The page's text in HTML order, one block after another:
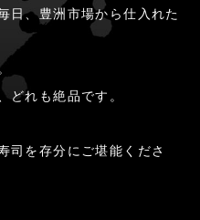
日、豊洲市場から仕入れた
どれも絶品です。
司を存分にご堪能くださ